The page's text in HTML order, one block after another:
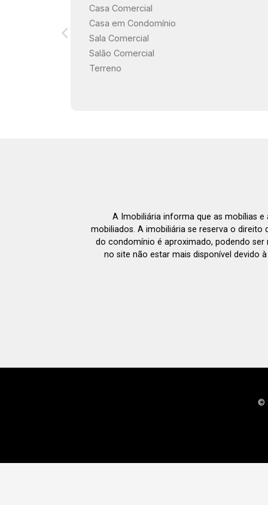
Casa Comercial
Casa em Condomínio
Sala Comercial
Salão Comercial
Terreno
A Imobiliária informa que as mobílias
mobiliados. A imobiliária se reserva o
do condomínio é aproximado, podendo
no site não estar mais disponível devido
©